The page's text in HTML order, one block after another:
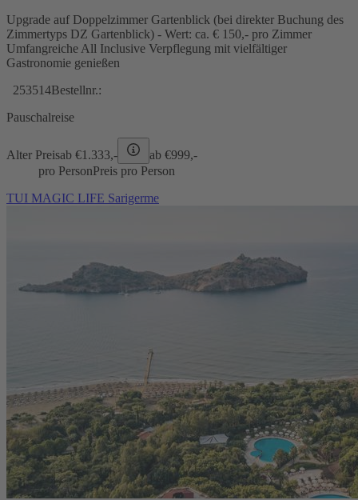
Upgrade auf Doppelzimmer Gartenblick (bei direkter Buchung des
Zimmertyps DZ Gartenblick) - Wert: ca. € 150,- pro Zimmer
Umfangreiche All Inclusive Verpflegung mit vielfältiger
Gastronomie genießen
253514Bestellnr.:
Pauschalreise
Alter Preisab €1.333,- ab €999,-
pro PersonPreis pro Person
TUI MAGIC LIFE Sarigerme